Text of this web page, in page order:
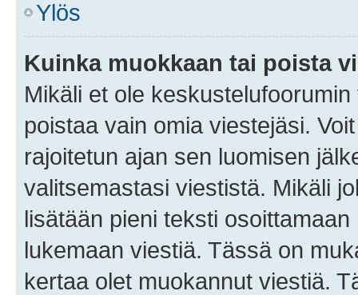
Ylös
Kuinka muokkaan tai poista
Mikäli et ole
poistaa vain omia viestejäsi.
rajoitetun ajan sen luomisen
valitsemastasi viestistä. Mikäli
lisätään pieni teksti
lukemaan viestiä. Tässä on
kertaa olet muokannut viestiä.